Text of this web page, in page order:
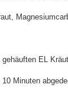
gehäuften EL
Minuten